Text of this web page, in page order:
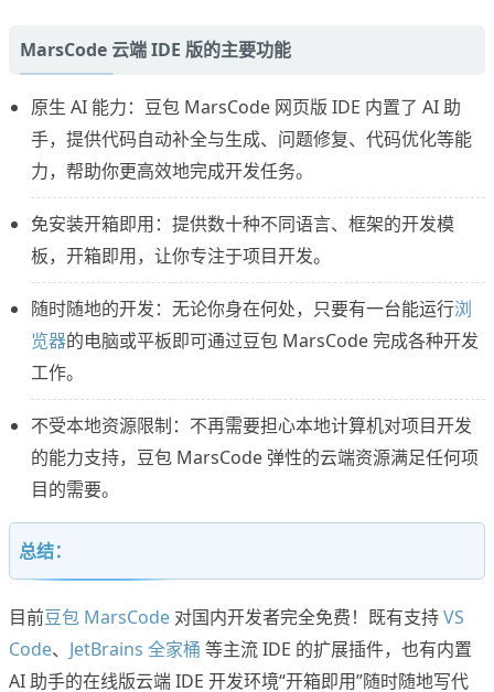
MarsCode 云端 IDE 版的主要功能
原生 AI 能力：豆包 MarsCode 网页版 IDE 内置了 AI 助
手，提供代码自动补全与生成、问题修复、代码优化等能
力，帮助你更高效地完成开发任务。
免安装开箱即用：提供数十种不同语言、框架的开发模
板，开箱即用，让你专注于项目开发。
随时随地的开发：无论你身在何处，只要有一台能运行浏
览器的电脑或平板即可通过豆包 MarsCode 完成各种开发
工作。
不受本地资源限制：不再需要担心本地计算机对项目开发
的能力支持，豆包 MarsCode 弹性的云端资源满足任何项
目的需要。
总结：
目前豆包 MarsCode 对国内开发者完全免费！既有支持VS
Code、 JetBrains 全家桶 等主流 IDE 的扩展插件，也有内置
AI 助手的在线版云端 IDE 开发环境“开箱即用”随时随地写代